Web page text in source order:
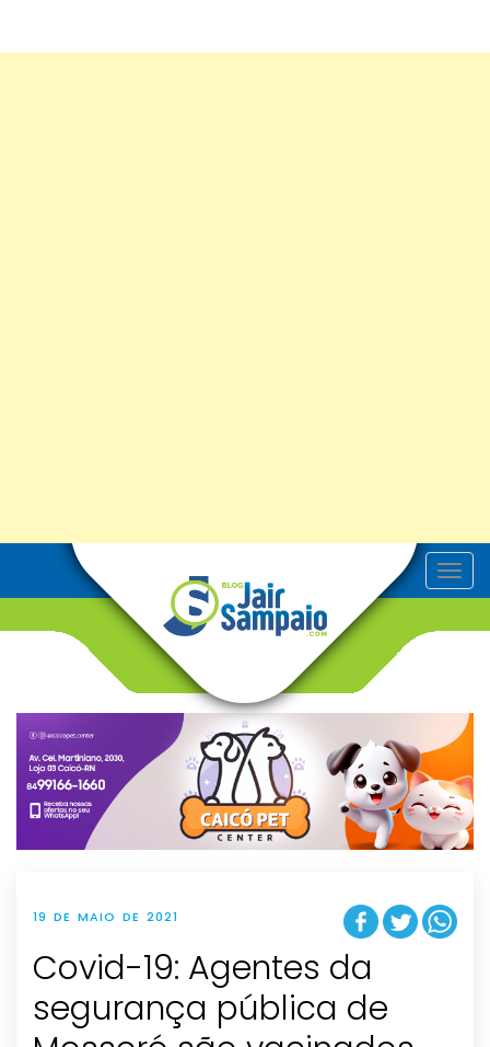
T
o
v
g
t
i
o
n
19 DE MAIO DE 2021
Covid-19: Agentes da
segurança pública de